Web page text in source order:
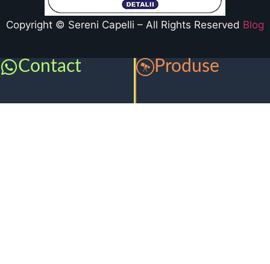
Copyright © Sereni Capelli – All Rights Reserved Blog
Contact Produse